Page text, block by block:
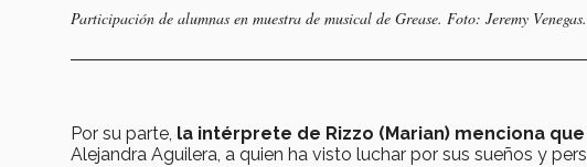
Participación de alumnas en muestra de musical de Grease. Foto: Jeremy Venegas.
Por su parte, la intérprete de Rizzo (Marian) menciona
Alejandra Aguilera, a quien ha visto luchar por sus sueños y